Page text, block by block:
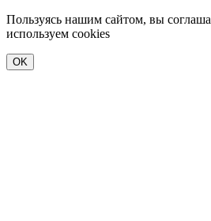
Пользуясь нашим сайтом, вы
используем cookies
OK